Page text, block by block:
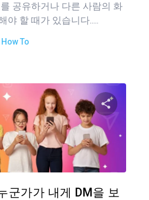
공유하거나 다른 사람의 화
야 할 때가 있습니다.....
How To
군가가 내게 DM을 보